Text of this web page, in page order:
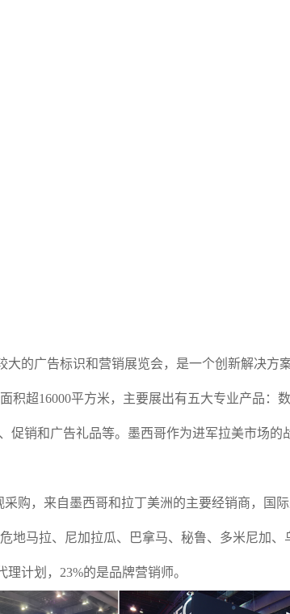
大的广告标识和营销展览会 ， 是一个创新解决方
积超16000平方米 ， 主要展出有五大专业产品：
促销和广告礼品等。 墨西哥作为进军拉美市场的
采购，来自墨西哥和拉丁美洲的主要经销商，国
地马拉、尼加拉瓜、巴拿马、秘鲁、多米尼加、
计划，23%的是品牌营销师。